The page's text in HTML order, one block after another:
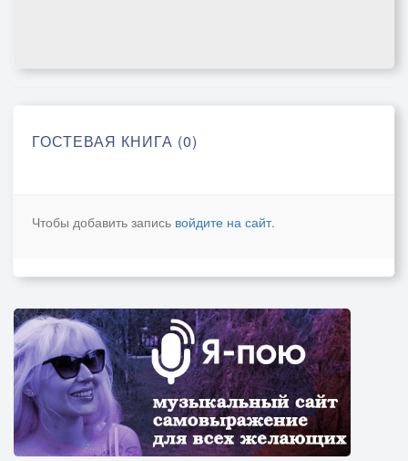
ГОСТЕВАЯ КНИГА (0)
Чтобы добавить запись войдите на сайт.